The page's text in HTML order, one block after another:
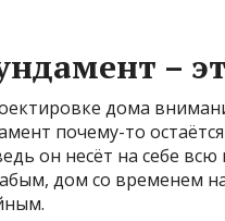
–
дома
почему-то
он несёт на себе всю
дом со временем